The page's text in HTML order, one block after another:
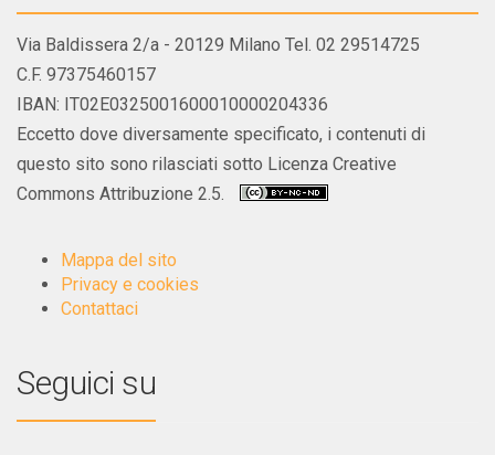
Via Baldissera 2/a - 20129 Milano Tel. 02 29514725
C.F. 97375460157
IBAN: IT02E0325001600010000204336
Eccetto dove diversamente specificato, i contenuti di
questo sito sono rilasciati sotto Licenza Creative
Commons Attribuzione 2.5.
Mappa del sito
Privacy e cookies
Contattaci
Seguici su